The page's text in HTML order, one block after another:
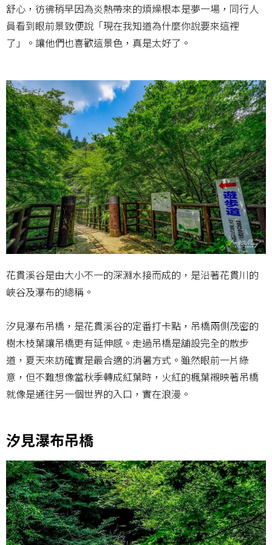
舒心，彷彿稍早因為炎熱帶來的煩燥根本是夢一場，同行人
員看到眼前景致便說「現在我知道為什麼你說要來這裡
了」。讓他們也喜歡這景色，真是太好了。
花貫溪谷是由大小不一的深淵水接而成的，是沿著花貫川的
峽谷及瀑布的總稱。
汐見瀑布吊橋，是花貫溪谷的定番打卡點，吊橋兩側茂密的
樹木枝葉讓吊橋更有延伸感。走過吊橋是舖設完全的散步
道，夏天來訪確實是最合適的消暑方式。雖然眼前一片綠
意，但不難想像當秋季轉成紅葉時，火紅的楓葉襯映著吊橋
就像是通往另一個世界的入口，實在浪漫。
汐見瀑布吊橋